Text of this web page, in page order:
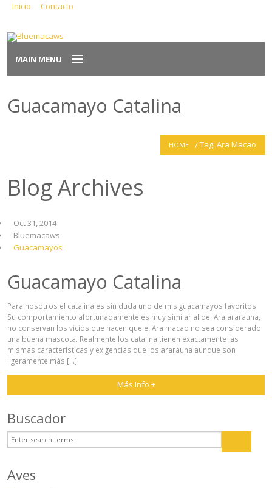
Inicio
Contacto
MAIN MENU
Antes de Adoptar
Venta
Guacamayo Catalina
HOME Tag: Ara Macao
Blog Archives
Oct 31, 2014
Bluemacaws
Guacamayos
Guacamayo Catalina
Para nosotros el catalina es sin duda uno de mis guacamayos favoritos.
Su comportamiento afortunadamente es muy similar al del Ara ararauna,
no conservan los vicios que hacen que el Ara macao no sea considerado
una buena mascota. Realmente los catalina tienen exactamente las
mismas características y exigencias que los ararauna aunque son
ligeramente más […]
Más Info +
Buscador
Aves